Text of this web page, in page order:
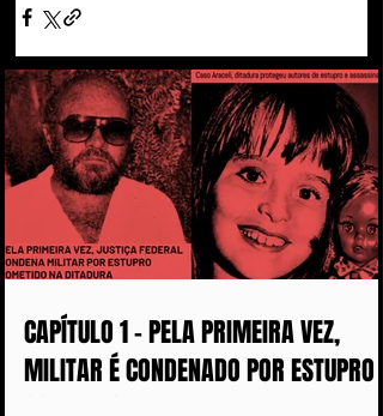
CAPÍTULO 1 - PELA PRIMEIRA VEZ,
MILITAR É CONDENADO POR ESTUPRO